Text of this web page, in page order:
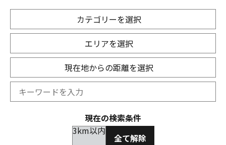
カテゴリーを選択
エリアを選択
現在地からの距離を選択
現在の検索条件
3km以内
全て解除